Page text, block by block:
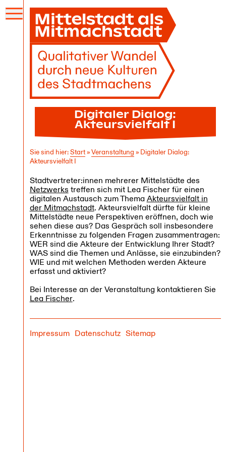
Menü
öffnen
Digitaler Dialog:
Akteursvielfalt I
Sie sind hier:Start»Veranstaltung » Digitaler Dialog:
Akteursvielfalt I
Stadtvertreter:innen mehrerer Mittelstädte des
Netzwerks treffen sich mit Lea Fischer für einen
digitalen Austausch zum Thema Akteursvielfalt in
der Mitmachstadt. Akteursvielfalt dürfte für kleine
Mittelstädte neue Perspektiven eröffnen, doch wie
sehen diese aus? Das Gespräch soll insbesondere
Erkenntnisse zu folgenden Fragen zusammentragen:
WER sind die Akteure der Entwicklung Ihrer Stadt?
WAS sind die Themen und Anlässe, sie einzubinden?
WIE und mit welchen Methoden werden Akteure
erfasst und aktiviert?
Bei Interesse an der Veranstaltung kontaktieren Sie
Lea Fischer.
Impressum Datenschutz Sitemap